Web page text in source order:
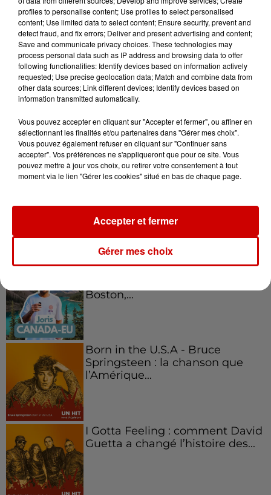
Destination Vacances : inscrivez-
vous !
Podcasts Voir plus
Aménager un school bus au
Boston,...
Born in the U.S.A - Bruce
Springsteen : la chanson que
l’Amérique...
I Gotta Feeling : comment David
Guetta a changé l’histoire des...
profiles to personalise content; Use profiles to select personalised
content; Use limited data to select content; Ensure security, prevent and
detect fraud, and fix errors; Deliver and present advertising and content;
Save and communicate privacy choices. These technologies may
process personal data such as IP address and browsing data to offer
following functionalities: Identify devices based on information actively
requested; Use precise geolocation data; Match and combine data from
other data sources; Link different devices; Identify devices based on
information transmitted automatically.
Vous pouvez accepter en cliquant sur "Accepter et fermer", ou affiner en
sélectionnant les finalités et/ou partenaires dans "Gérer mes choix".
Vous pouvez également refuser en cliquant sur "Continuer sans
accepter". Vos préférences ne s'appliqueront que pour ce site. Vous
pouvez mettre à jour vos choix, ou retirer votre consentement à tout
moment via le lien "Gérer les cookies" situé en bas de chaque page.
Gérer mes choix
Accepter et fermer